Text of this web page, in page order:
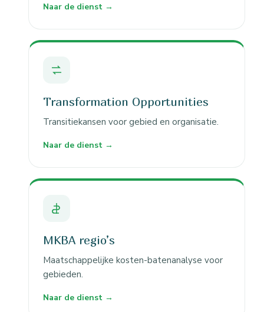
Naar de dienst →
Transformation Opportunities
Transitiekansen voor gebied en organisatie.
Naar de dienst →
MKBA regio’s
Maatschappelijke kosten-batenanalyse voor
gebieden.
Naar de dienst →